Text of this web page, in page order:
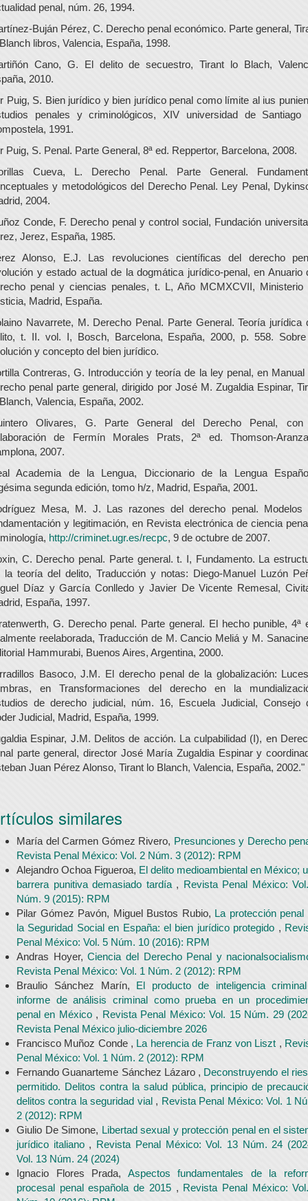
penal, núm. 26, 1994.
Buján Pérez, C. Derecho penal económico. Parte general,
libros, Valencia, España, 1998.
Cano, G. El delito de secuestro, Tirant lo Blach,
2010.
Puig, S. Bien jurídico y bien jurídico penal como límite al ius
penales y criminológicos, XIV universidad de Santiago
1991.
Puig, S. Penal. Parte General, 8ª ed. Reppertor, Barcelona, 2008.
Cueva, L. Derecho Penal. Parte General.
y metodológicos del Derecho Penal. Ley Penal,
2004.
Conde, F. Derecho penal y control social, Fundación
Jerez, España, 1985.
Alonso, E.J. Las revoluciones científicas del derecho
y estado actual de la dogmática jurídico-penal, en Anuario
penal y ciencias penales, t. L, Año MCMXCVII, Ministerio
Madrid, España.
Navarrete, M. Derecho Penal. Parte General. Teoría jurídica
t. II. vol. I, Bosch, Barcelona, España, 2000, p. 558.
y concepto del bien jurídico.
Contreras, G. Introducción y teoría de la ley penal, en Manual
penal parte general, dirigido por José M. Zugaldia Espinar,
Valencia, España, 2002.
Olivares, G. Parte General del Derecho Penal,
de Fermín Morales Prats, 2ª ed. Thomson-
2007.
Academia de la Lengua, Diccionario de la Lengua
segunda edición, tomo h/z, Madrid, España, 2001.
Mesa, M. J. Las razones del derecho penal. Modelos
y legitimación, en Revista electrónica de ciencia
http://criminet.ugr.es/recpc, 9 de octubre de 2007.
C. Derecho penal. Parte general. t. I, Fundamento. La
la teoría del delito, Traducción y notas: Diego-Manuel Luzón
Díaz y García Conlledo y Javier De Vicente Remesal,
España, 1997.
G. Derecho penal. Parte general. El hecho punible, 4ª
reelaborada, Traducción de M. Cancio Meliá y M.
Hammurabi, Buenos Aires, Argentina, 2000.
Basoco, J.M. El derecho penal de la globalización:
en Transformaciones del derecho en la
de derecho judicial, núm. 16, Escuela Judicial, Consejo
Judicial, Madrid, España, 1999.
Espinar, J.M. Delitos de acción. La culpabilidad (I), en
parte general, director José María Zugaldia Espinar y
Juan Pérez Alonso, Tirant lo Blanch, Valencia, España, 2002."
similares
María del Carmen Gómez Rivero, Presunciones y Derecho
Revista Penal México: Vol. 2 Núm. 3 (2012): RPM
Alejandro Ochoa Figueroa, El delito medioambiental en México;
barrera punitiva demasiado tardía , Revista Penal México:
Núm. 9 (2015): RPM
Pilar Gómez Pavón, Miguel Bustos Rubio, La protección penal
la Seguridad Social en España: el bien jurídico protegido ,
Penal México: Vol. 5 Núm. 10 (2016): RPM
Andras Hoyer,Ciencia del Derecho Penal y
Revista Penal México: Vol. 1 Núm. 2 (2012): RPM
Braulio Sánchez Marín, El producto de inteligencia
informe de análisis criminal como prueba en un
penal en México , Revista Penal México: Vol. 15 Núm. 29
Revista Penal México julio-diciembre 2026
Francisco Muñoz Conde , La herencia de Franz von Liszt ,
Penal México: Vol. 1 Núm. 2 (2012): RPM
Fernando Guanarteme Sánchez Lázaro , Deconstruyendo el
permitido. Delitos contra la salud pública, principio de
delitos contra la seguridad vial , Revista Penal México: Vol. 1
2 (2012): RPM
Giulio De Simone, Libertad sexual y protección penal en el
jurídico italiano , Revista Penal México: Vol. 13 Núm. 24
Vol. 13 Núm. 24 (2024)
Ignacio Flores Prada, Aspectos fundamentales de la
procesal penal española de 2015 , Revista Penal México: